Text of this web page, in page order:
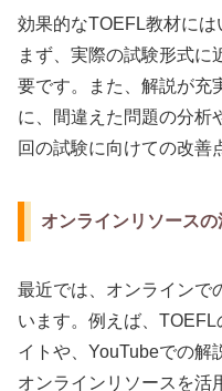
効果的なTOEFL教材には
まず、実際の試験形式に
要です。また、解説が充
に、間違えた問題の分析
回の試験に向けての改善
オンラインリソースの
最近では、オンラインで
います。例えば、
イトや、YouTubeでの解
オンラインリソースを活